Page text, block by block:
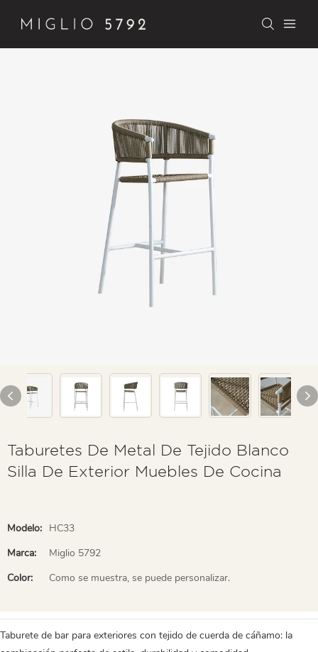
Taburetes De Metal De Tejido Blanco
Silla De Exterior Muebles De Cocina
Modelo: HC33
Marca:
Miglio 5792
Color:
Como se muestra, se puede personalizar.
Taburete de bar para exteriores con tejido de cuerda de cáñamo: la